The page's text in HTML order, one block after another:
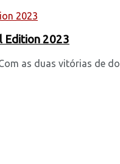
Edition 2023
as duas vitórias de